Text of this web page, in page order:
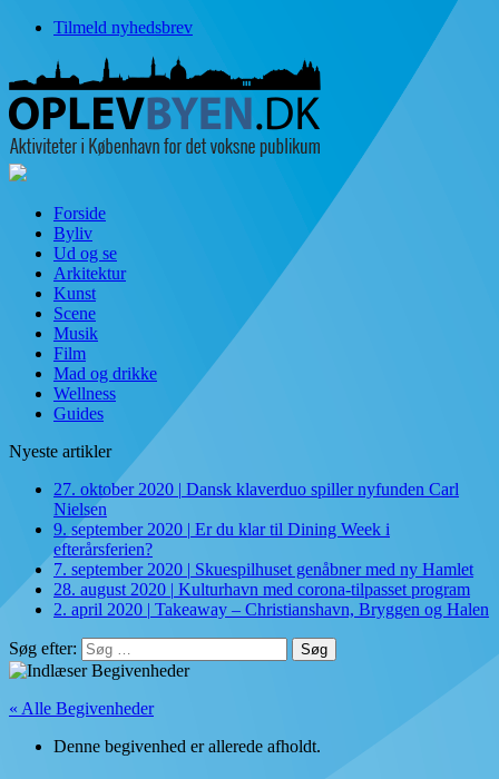
Tilmeld nyhedsbrev
Forside
Byliv
Ud og se
Arkitektur
Kunst
Scene
Musik
Film
Mad og drikke
Wellness
Guides
Nyeste artikler
27. oktober 2020 | Dansk klaverduo spiller nyfunden Carl
Nielsen
9. september 2020 | Er du klar til Dining Week i
efterårsferien?
7. september 2020 | Skuespilhuset genåbner med ny Hamlet
28. august 2020 | Kulturhavn med corona-tilpasset program
2. april 2020 | Takeaway – Christianshavn, Bryggen og Halen
Søg efter:
« Alle Begivenheder
Denne begivenhed er allerede afholdt.